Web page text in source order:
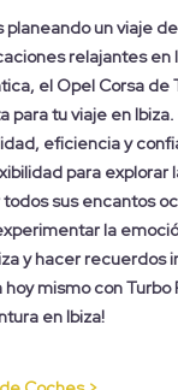
planeando un viaje
relajantes en
el Opel Corsa de
para tu viaje en
eficiencia y
para explorar
sus encantos
la
y hacer recuerdos
hoy mismo con Turbo
en Ibiza!